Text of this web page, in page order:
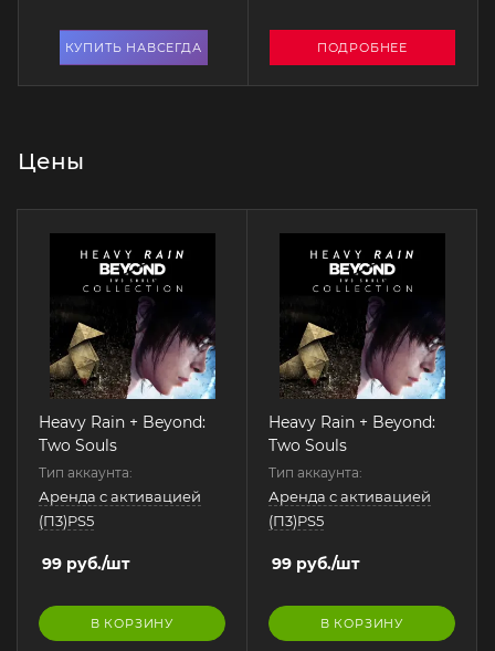
КУПИТЬ НАВСЕГДА ПОДРОБНЕЕ
Цены
Heavy Rain + Beyond:
Two Souls
Тип аккаунта:
Аренда с активацией
(П3)PS5
99 руб./шт
В КОРЗИНУ
Heavy Rain + Beyond:
Two Souls
Тип аккаунта:
Аренда с активацией
(П3)PS5
99 руб./шт
В КОРЗИНУ